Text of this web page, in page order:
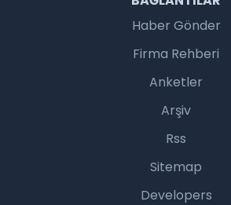
Haber Gönder
Firma Rehberi
Anketler
Arşiv
Rss
Sitemap
Developers